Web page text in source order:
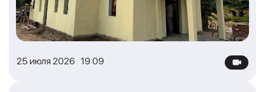
25 июля 2026 19:09